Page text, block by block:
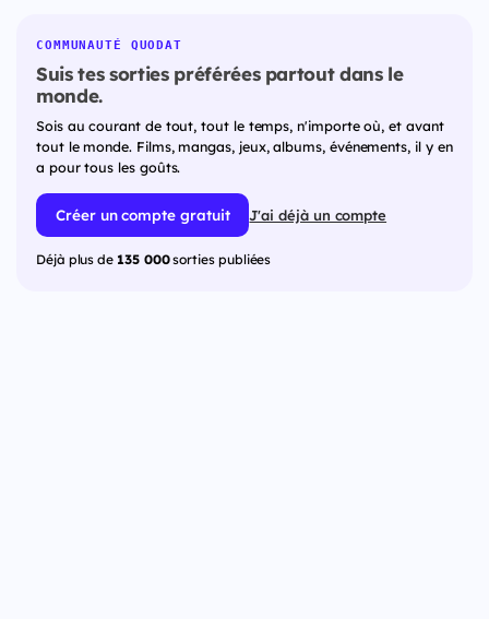
COMMUNAUTÉ QUODAT
Suis tes sorties préférées partout dans le
monde.
Sois au courant de tout, tout le temps, n'importe où, et avant
tout le monde. Films, mangas, jeux, albums, événements, il y en
a pour tous les goûts.
Créer un compte gratuit J'ai déjà un compte
Déjà plus de 135 000sorties publiées